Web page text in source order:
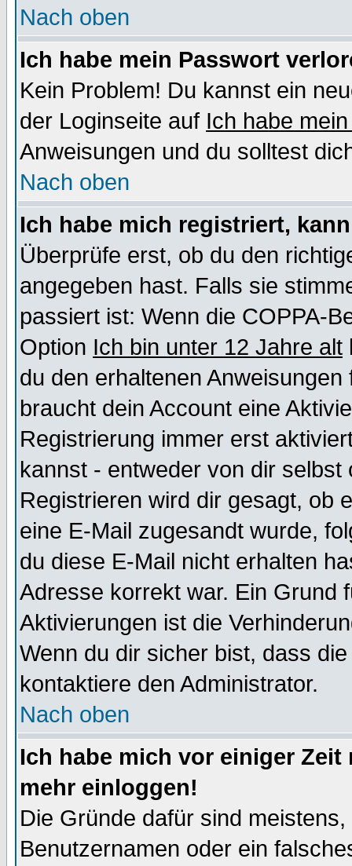
Nach oben
Ich habe mein Passwort
Kein Problem! Du kannst ein
der Loginseite auf Ich habe
Anweisungen und du solltest
Nach oben
Ich habe mich registriert,
Überprüfe erst, ob du den
angegeben hast. Falls sie
passiert ist: Wenn die COPPA-
Option Ich bin unter 12 Jahre alt
du den erhaltenen
braucht dein Account eine
Registrierung immer erst
kannst - entweder von dir selbst
Registrieren wird dir gesagt, ob
eine E-Mail zugesandt wurde,
du diese E-Mail nicht erhalten
Adresse korrekt war. Ein Grund
Aktivierungen ist die
Wenn du dir sicher bist, dass
kontaktiere den Administrator.
Nach oben
Ich habe mich vor einiger
mehr einloggen!
Die Gründe dafür sind
Benutzernamen oder ein